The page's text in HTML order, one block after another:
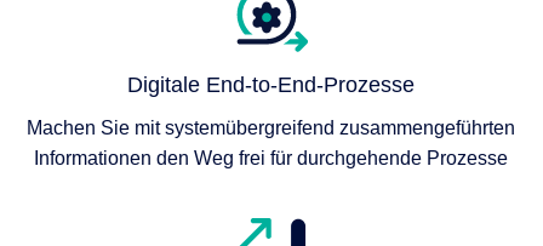
Digitale End-to-End-Prozesse
Machen Sie mit systemübergreifend zusammengeführten
Informationen den Weg frei für durchgehende Prozesse